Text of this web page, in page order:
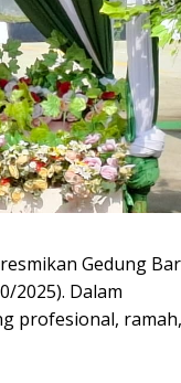
Gedung
2025). Dalam
profesional, ramah,